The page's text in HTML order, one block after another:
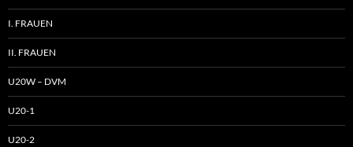
I. FRAUEN
II. FRAUEN
U20W – DVM
U20-1
U20-2